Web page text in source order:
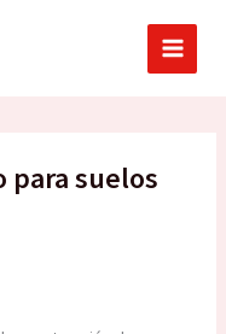
para suelos